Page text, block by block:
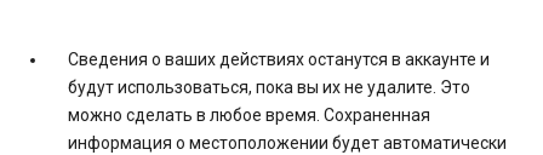
Сведения о ваших действиях останутся в аккаунте и
будут использоваться, пока вы их не удалите. Это
можно сделать в любое время. Сохраненная
информация о местоположении будет автоматически